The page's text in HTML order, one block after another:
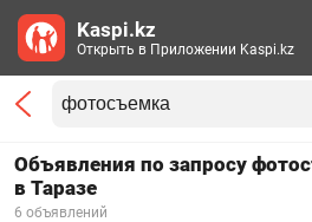
Объявления по запросу
в Таразе
6 объявлений
Kaspi.kz
Открыть в Приложении Kaspi.kz